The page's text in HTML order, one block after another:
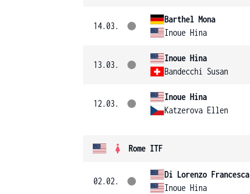
14.03.
Barthel Mona
Inoue Hina
13.03.
Inoue Hina
Bandecchi Susan
12.03.
Inoue Hina
Katzerova Ellen
Rome ITF
02.02.
Di Lorenzo Francesca
Inoue Hina